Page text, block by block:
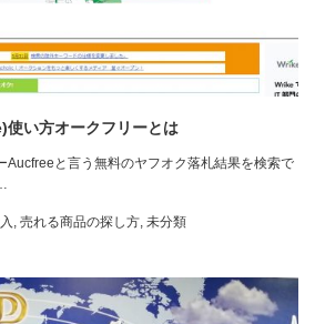
い方オークフリーとは
Aucfreeと言う無料のヤフオク落札結果を検索で
売れる商品の探し方 未分類